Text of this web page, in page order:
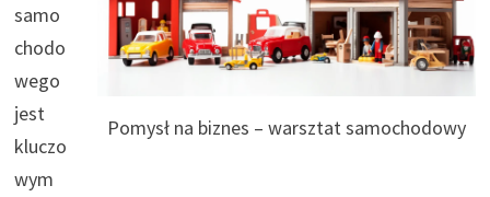
Pomysł na biznes – warsztat samochodowy
samo
chodo
wego
jest
kluczo
wym